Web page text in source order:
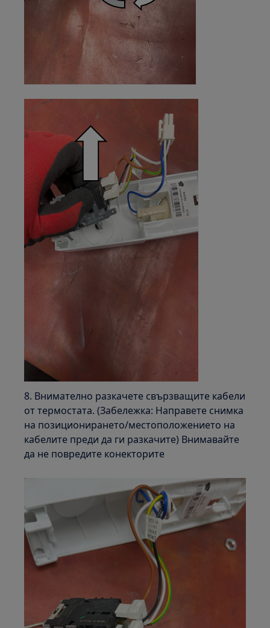
8. Внимателно разкачете свързващите кабели
от термостата. (Забележка: Направете снимка
на позиционирането/местоположението на
кабелите преди да ги разкачите) Внимавайте
да не повредите конекторите